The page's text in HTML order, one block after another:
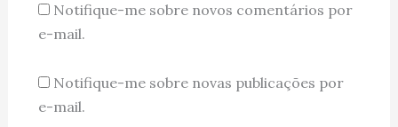
Notifique-me sobre novos comentários por
e-mail.
Notifique-me sobre novas publicações por
e-mail.